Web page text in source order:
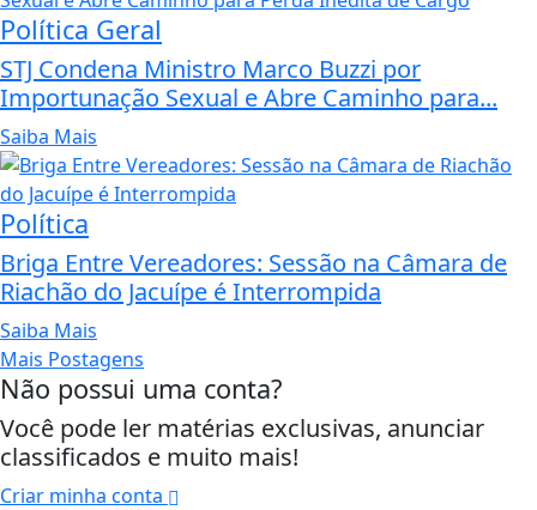
Política Geral
STJ Condena Ministro Marco Buzzi por
Importunação Sexual e Abre Caminho para...
Saiba Mais
Política
Briga Entre Vereadores: Sessão na Câmara de
Riachão do Jacuípe é Interrompida
Saiba Mais
Mais Postagens
Não possui uma conta?
Você pode ler matérias exclusivas, anunciar
classificados e muito mais!
Criar minha conta